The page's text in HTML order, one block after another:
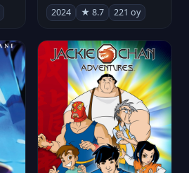
2024 ★ 8.7 221 oy